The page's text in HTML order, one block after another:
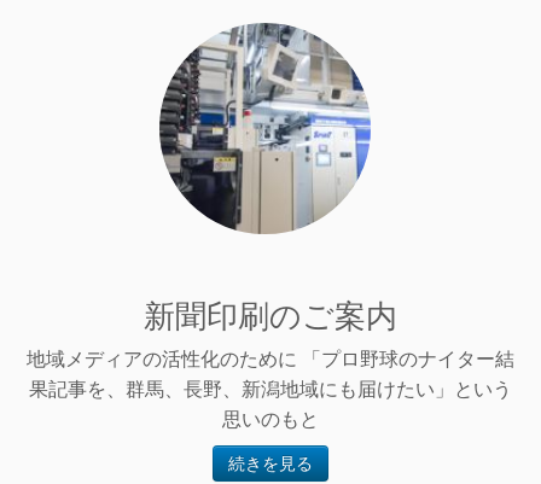
新聞印刷のご案内
地域メディアの活性化のために 「プロ野球のナイター結
果記事を、群馬、長野、新潟地域にも届けたい」という
思いのもと
続きを見る